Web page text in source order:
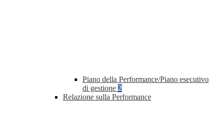
Piano della Performance/Piano esecutivo
di gestione 2
Relazione sulla Performance